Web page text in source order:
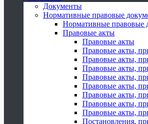
Документы
Нормативные правовые
Нормативные правовые
Правовые акты
Правовые акты
Правовые акты,
Правовые акты,
Правовые акты,
Правовые акты,
Правовые акты,
Правовые акты,
Правовые акты,
Правовые акты,
Постановления,